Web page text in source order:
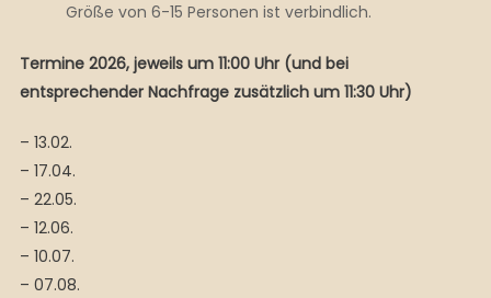
Größe von 6-15 Personen ist verbindlich.
Termine 2026, jeweils um 11:00 Uhr (und bei
entsprechender Nachfrage zusätzlich um 11:30 Uhr)
– 13.02.
– 17.04.
– 22.05.
– 12.06.
– 10.07.
– 07.08.